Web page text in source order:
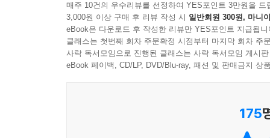
‘모험담’은 유쾌한 바탕에서도 처절한데, 독자들
되는 것이다.
인생 역전을 위한 ‘한 방’에 몰두하는 주인공들
장류진이 선사하는 웃음 속에는 “서늘한 얼굴”(
한편 『달까지 가자』는 올해 초 창비가 선보인
매주 10건의 우수리뷰를 선정하여 YES포인트 3만원을 드
3,000원 이상 구매 후 리뷰 작성 시 일반회원 300원, 마니
eBook은 다운로드 후 작성한 리뷰만 YES포인트 지급됩니
클래스는 첫번째 회차 주문확정 시점부터 마지막 회차 주
사락 독서모임으로 진행된 클래스는 사락 독서모임 게시
eBook 페이백, CD/LP, DVD/Blu-ray, 패션 및 판매금지 상
175